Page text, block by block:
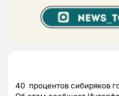
40 процентов сибиряков